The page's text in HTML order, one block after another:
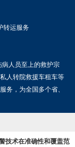
转运服务
人员至上的救护宗
人转院救援车租车等
务，为全国多个省、
技术在准确性和覆盖范